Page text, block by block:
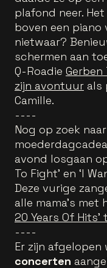
plafond neer.
boven een piano
nietwaar?
schermen aan
Q-Roadie
zijn avontuur als
Camille.
----
Nog op zoek
avond losgaan
To Fight’ en ‘I
Deze vurige
alle mama’s met
20 Years Of
----
Er zijn afgelopen
concerten